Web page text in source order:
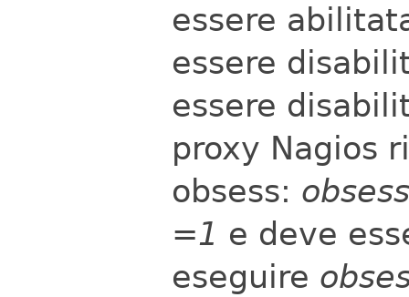
essere
essere
essere
proxy Nagios
obsess:
=1 e deve
eseguire